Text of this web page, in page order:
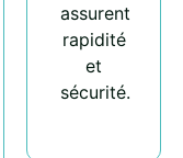
assurent
rapidité
et
sécurité.